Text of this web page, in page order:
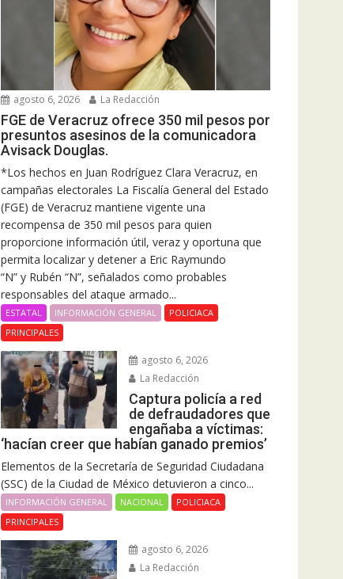
agosto 6, 2026 La Redacción
FGE de Veracruz ofrece 350 mil pesos por
presuntos asesinos de la comunicadora
Avisack Douglas.
*Los hechos en Juan Rodríguez Clara Veracruz, en
campañas electorales La Fiscalía General del Estado
(FGE) de Veracruz mantiene vigente una
recompensa de 350 mil pesos para quien
proporcione información útil, veraz y oportuna que
permita localizar y detener a Eric Raymundo
“N” y Rubén “N”, señalados como probables
responsables del ataque armado...
ESTATAL INFORMACIÓN GENERAL
POLICIACA
PRINCIPALES
agosto 6, 2026
La Redacción
Captura policía a red
de defraudadores que
engañaba a víctimas:
‘hacían creer que habían ganado premios’
Elementos de la Secretaría de Seguridad Ciudadana
(SSC) de la Ciudad de México detuvieron a cinco...
INFORMACIÓN GENERAL NACIONAL
POLICIACA
PRINCIPALES
agosto 6, 2026
La Redacción